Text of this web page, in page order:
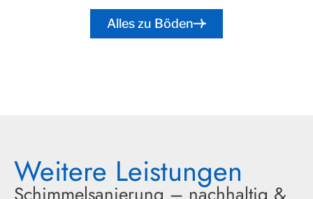
Alles zu Böden
Weitere Leistungen